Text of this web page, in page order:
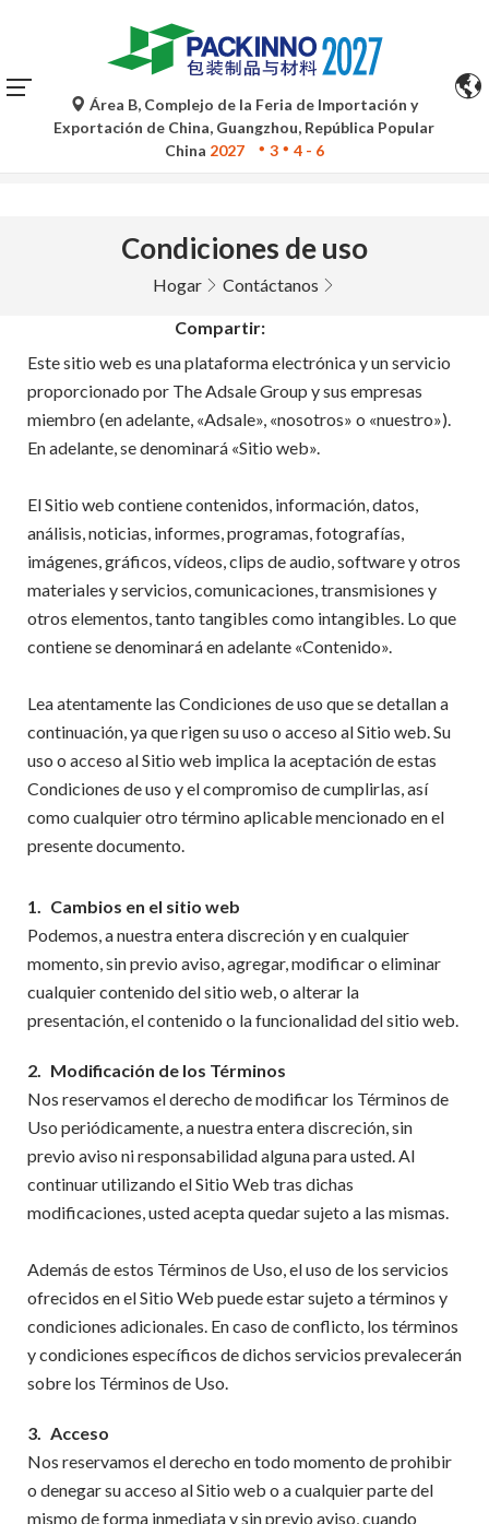
Las traducciones automáticas de Google Translate son
solo de referencia y pueden contener imprecisiones. Para
cualquier duda, consulte la versión original.
Área B, Complejo de la Feria de Importación y
Exportación de China, Guangzhou, República Popular
China 2027 3 4 - 6
Condiciones de uso
Hogar Contáctanos
Compartir:
Este sitio web es una plataforma electrónica y un servicio
proporcionado por The Adsale Group y sus empresas
miembro (en adelante, «Adsale», «nosotros» o «nuestro»).
En adelante, se denominará «Sitio web».
El Sitio web contiene contenidos, información, datos,
análisis, noticias, informes, programas, fotografías,
imágenes, gráficos, vídeos, clips de audio, software y otros
materiales y servicios, comunicaciones, transmisiones y
otros elementos, tanto tangibles como intangibles. Lo que
contiene se denominará en adelante «Contenido».
Lea atentamente las Condiciones de uso que se detallan a
continuación, ya que rigen su uso o acceso al Sitio web. Su
uso o acceso al Sitio web implica la aceptación de estas
Condiciones de uso y el compromiso de cumplirlas, así
como cualquier otro término aplicable mencionado en el
presente documento.
1. Cambios en el sitio web
Podemos, a nuestra entera discreción y en cualquier
momento, sin previo aviso, agregar, modificar o eliminar
cualquier contenido del sitio web, o alterar la
presentación, el contenido o la funcionalidad del sitio web.
2. Modificación de los Términos
Nos reservamos el derecho de modificar los Términos de
Uso periódicamente, a nuestra entera discreción, sin
previo aviso ni responsabilidad alguna para usted. Al
continuar utilizando el Sitio Web tras dichas
modificaciones, usted acepta quedar sujeto a las mismas.
Además de estos Términos de Uso, el uso de los servicios
ofrecidos en el Sitio Web puede estar sujeto a términos y
condiciones adicionales. En caso de conflicto, los términos
y condiciones específicos de dichos servicios prevalecerán
sobre los Términos de Uso.
3. Acceso
Nos reservamos el derecho en todo momento de prohibir
o denegar su acceso al Sitio web o a cualquier parte del
mismo de forma inmediata y sin previo aviso, cuando